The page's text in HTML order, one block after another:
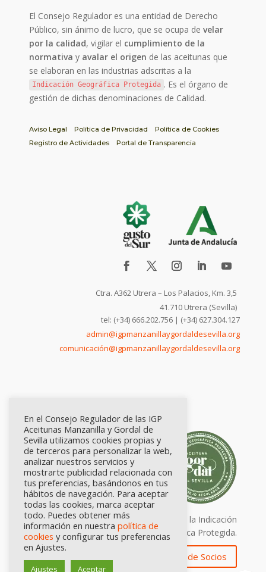
El Consejo Regulador es una entidad de Derecho
Público, sin ánimo de lucro, que se ocupa develar
por la calidad, vigilar el cumplimiento de la
normativa y avalar el origen de las aceitunas que
se elaboran en las industrias adscritas a la
Indicación Geográfica Protegida . Es el órgano de
gestión de dichas denominaciones de Calidad.
Aviso Legal Política de Privacidad
Política de Cookies
Registro de Actividades
Portal de Transparencia
Ctra. A362 Utrera – Los Palacios, Km. 3,5
41.710 Utrera (Sevilla)
tel: (+34) 666.202.756 | (+34) 627.304.127
admin@igpmanzanillaygordaldesevilla.org
comunicación@igpmanzanillaygordaldesevilla.org
Calidad certificada por Origen. Sellos de la Indicación
Geográfica Protegida.
Zona de Socios
En el Consejo Regulador de las IGP
Aceitunas Manzanilla y Gordal de
Sevilla utilizamos cookies propias y
de terceros para personalizar la web,
analizar nuestros servicios y
mostrarte publicidad relacionada con
tus preferencias, basándonos en tus
hábitos de navegación. Para aceptar
todas las cookies, marca aceptar
todo. Puedes obtener más
información en nuestra política de
cookies y configurar tus preferencias
en Ajustes.
Ajustes Aceptar